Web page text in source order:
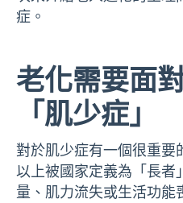
症。
老化需要面
「肌少症」
對於肌少症有一個很重要
以上被國家定義為「長者
量、肌力流失或生活功能